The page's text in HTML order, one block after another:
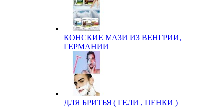
КОНСКИЕ МАЗИ ИЗ ВЕНГРИИ,
ГЕРМАНИИ
ДЛЯ БРИТЬЯ ( ГЕЛИ , ПЕНКИ )